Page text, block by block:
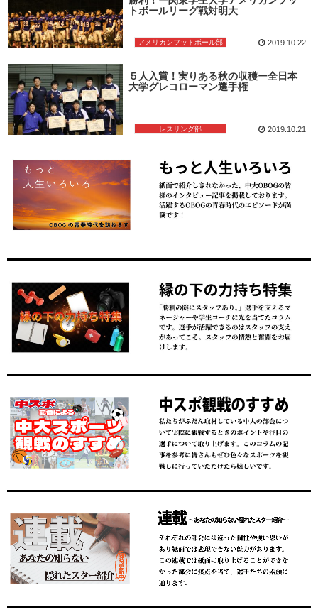
アメリカンフットボール部
トボールリーグ戦対明大
2019.10.22
レスリング部
５人入賞！実りある秋の収穫ー全日本
大学グレコローマン選手権
2019.10.21